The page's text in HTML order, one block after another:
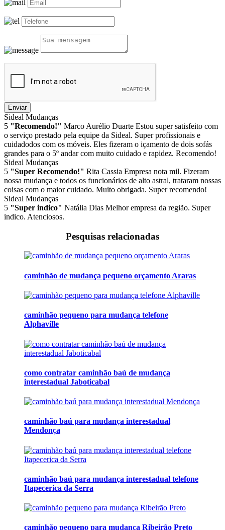
Enviar
Sideal Mudanças
5 "Recomendo!" Marco Aurélio Duarte Estou super satisfeito com
o serviço prestado pela equipe da Sideal. Super profissionais e
cuidadodos com os móveis. Eles fizeram o içamento de dois sofás
grandes para o 5º andar com muito cuidado e rapidez. Recomendo!
Sideal Mudanças
5 "Super Recomendo!" Rita Cassia Empresa nota mil. Fizeram
nossa mudança e todos os funcionários de alto astral, trataram nossas
coisas com o maior cuidado. Muito obrigada. Super recomendo!
Sideal Mudanças
5 "Super indico" Natália Dias Melhor empresa da região. Super
indico. Atenciosos.
Pesquisas relacionadas
caminhão de mudança pequeno orçamento Araras
caminhão pequeno para mudança telefone
Alphaville
como contratar caminhão baú de mudança
interestadual Jaboticabal
caminhão baú para mudança interestadual
Mendonça
caminhão baú para mudança interestadual telefone
Itapecerica da Serra
caminhão pequeno para mudança Ribeirão Preto